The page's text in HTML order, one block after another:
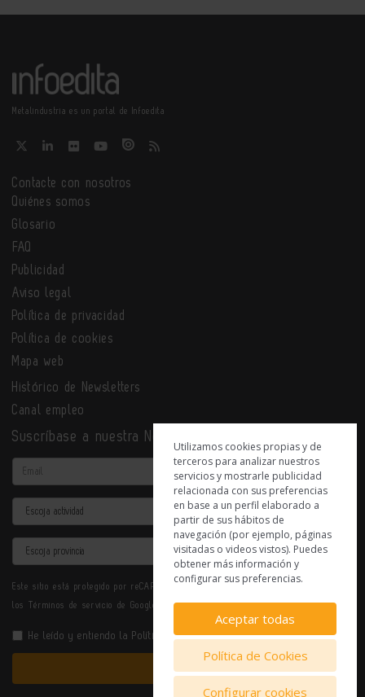
Metalindustria es un portal de Infoedita
Contacte con nosotros
Quiénes somos
Glosario
FAQ
Publicidad
Aviso legal
Política de privacidad
Política de cookies
Mapa web
Histórico de Newsletters
Canal empleo
Suscríbase a nuestra Newsletter
Email
Actividad
Provincia
Este sitio está protegido por reCAPTCHA y se aplican la
los Términos de servicio de Google.
He leído y entiendo la Política de Privacidad
Enviar
Utilizamos cookies propias y de
terceros para analizar nuestros
servicios y mostrarle publicidad
relacionada con sus preferencias
en base a un perfil elaborado a
partir de sus hábitos de
navegación (por ejemplo, páginas
visitadas o videos vistos). Puedes
obtener más información y
configurar sus preferencias.
Aceptar todas
Política de Cookies
Configurar cookies